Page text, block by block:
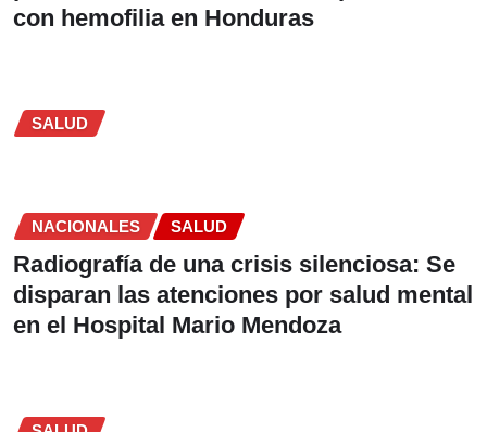
con hemofilia en Honduras
SALUD
NACIONALES SALUD
Radiografía de una crisis silenciosa: Se
disparan las atenciones por salud mental
en el Hospital Mario Mendoza